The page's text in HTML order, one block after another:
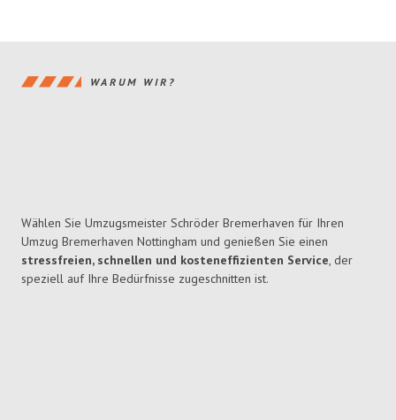
WARUM WIR?
Wählen Sie Umzugsmeister Schröder Bremerhaven für Ihren
Umzug Bremerhaven Nottingham und genießen Sie einen
stressfreien, schnellen und kosteneffizienten Service, der
speziell auf Ihre Bedürfnisse zugeschnitten ist.